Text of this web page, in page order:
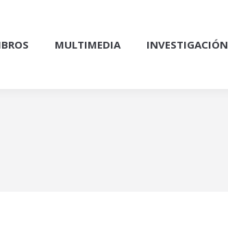
MULTIMEDIA INVESTIGACIÓN